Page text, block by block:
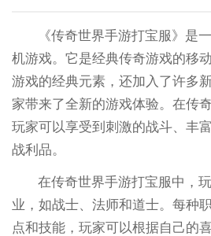
《传奇世界手游打宝服》是
机游戏。它是经典传奇游戏的移
游戏的经典元素，还加入了许多
家带来了全新的游戏体验。在传
玩家可以享受到刺激的战斗、丰
战利品。
在传奇世界手游打宝服中，
业，如战士、法师和道士。每种
点和技能，玩家可以根据自己的